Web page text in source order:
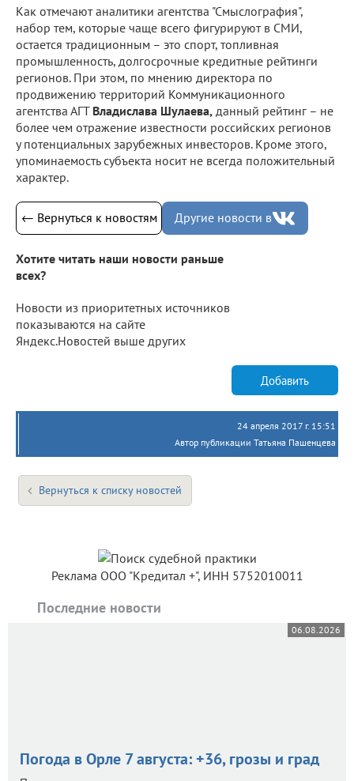
Как отмечают аналитики агентства "Смыслография",
набор тем, которые чаще всего фигурируют в СМИ,
остается традиционным – это спорт, топливная
промышленность, долгосрочные кредитные рейтинги
регионов. При этом, по мнению директора по
продвижению территорий Коммуникационного
агентства АГТ Владислава Шулаева, данный рейтинг – не
более чем отражение известности российских регионов
у потенциальных зарубежных инвесторов. Кроме этого,
упоминаемость субъекта носит не всегда положительный
характер.
← Вернуться к новостям Другие новости в
Хотите читать наши новости раньше
всех?
Новости из приоритетных источников
показываются на сайте
Яндекс.Новостей выше других
Добавить
24 апреля 2017 г. 15:51
Автор публикации Татьяна Пашенцева
Вернуться к списку новостей
Реклама ООО "Кредитал +", ИНН 5752010011
Последние новости
06.08.2026
Погода в Орле 7 августа: +36, грозы и град